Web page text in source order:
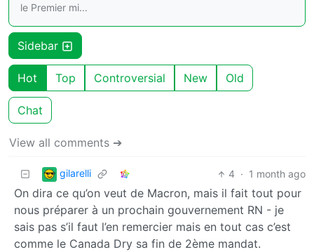
le Premier mi...
Sidebar
Hot Top Controversial New Old
Chat
View all comments ➔
gilarelli 4 · 1 month ago
On dira ce qu’on veut de Macron, mais il fait tout pour
nous préparer à un prochain gouvernement RN - je
sais pas s’il faut l’en remercier mais en tout cas c’est
comme le Canada Dry sa fin de 2ème mandat.